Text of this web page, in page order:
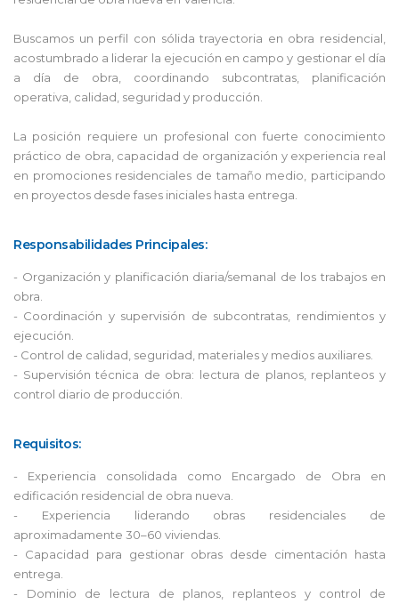
Buscamos un perfil con sólida trayectoria en obra residencial,
acostumbrado a liderar la ejecución en campo y gestionar el día
a día de obra, coordinando subcontratas, planificación
operativa, calidad, seguridad y producción.
La posición requiere un profesional con fuerte conocimiento
práctico de obra, capacidad de organización y experiencia real
en promociones residenciales de tamaño medio, participando
en proyectos desde fases iniciales hasta entrega.
Responsabilidades Principales:
- Organización y planificación diaria/semanal de los trabajos en
obra.
- Coordinación y supervisión de subcontratas, rendimientos y
ejecución.
- Control de calidad, seguridad, materiales y medios auxiliares.
- Supervisión técnica de obra: lectura de planos, replanteos y
control diario de producción.
Requisitos:
- Experiencia consolidada como Encargado de Obra en
edificación residencial de obra nueva.
- Experiencia liderando obras residenciales de
aproximadamente 30–60 viviendas.
- Capacidad para gestionar obras desde cimentación hasta
entrega.
- Dominio de lectura de planos, replanteos y control de